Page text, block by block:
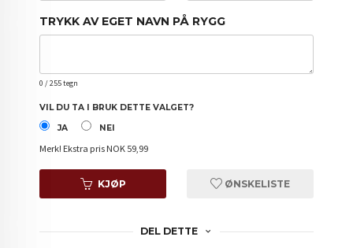
TRYKK AV EGET NAVN PÅ RYGG
0 / 255 tegn
VIL DU TA I BRUK DETTE VALGET?
JA
NEI
Merk! Ekstra pris NOK 59,99
KJØP ØNSKELISTE
DEL DETTE